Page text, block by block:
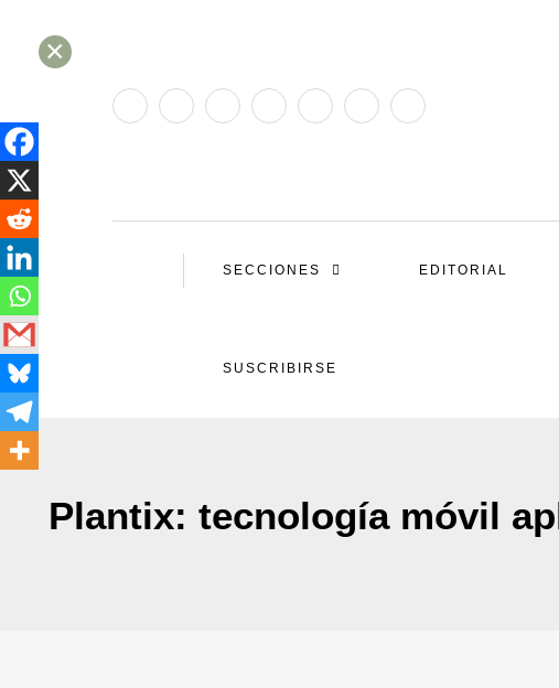
SECCIONES EDITORIAL
SUSCRIBIRSE
Plantix: tecnología móvil
×